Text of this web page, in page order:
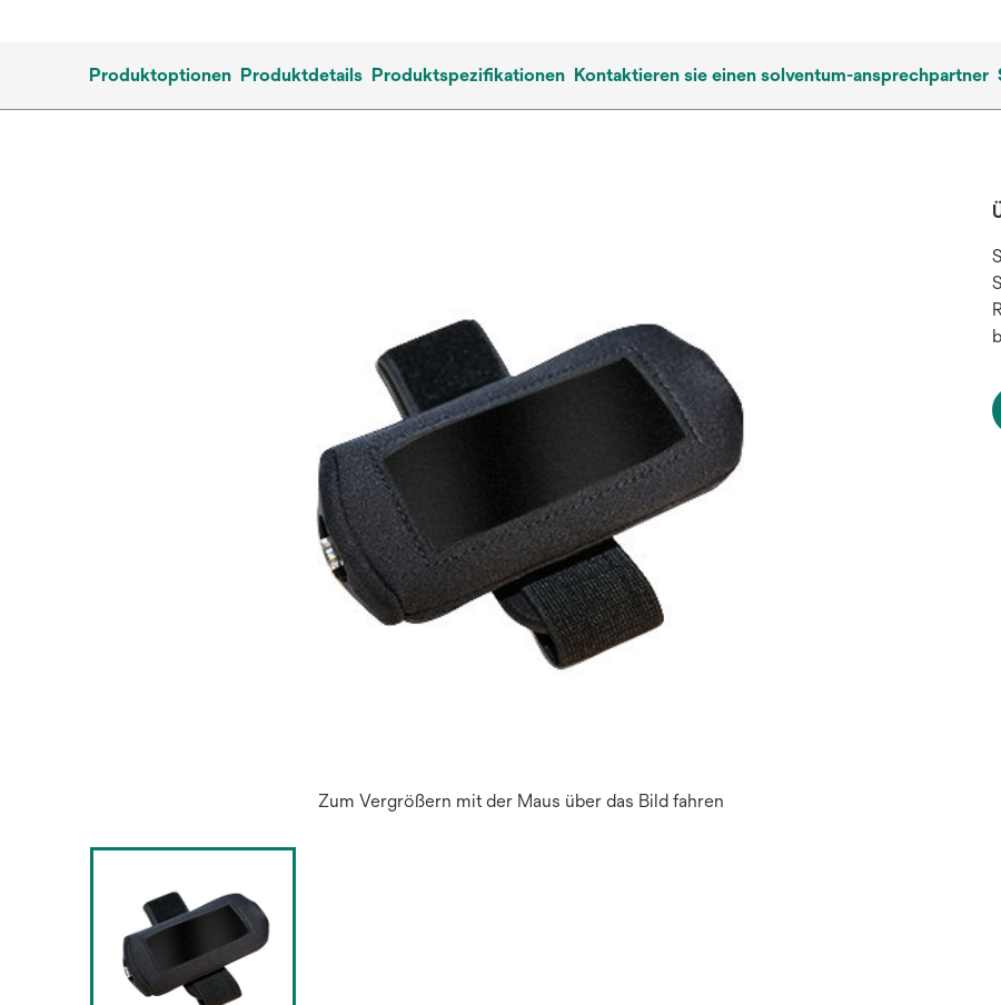
Produktoptionen Produktdetails Produktspezifikationen Kontaktieren sie einen solventum-ansprechpartner
Zum Vergrößern mit der Maus über das Bild fahren